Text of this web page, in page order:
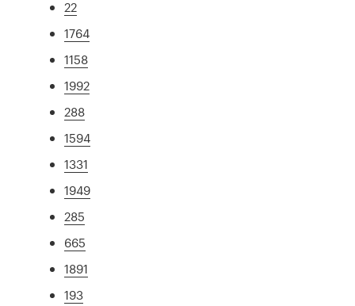
22
1764
1158
1992
288
1594
1331
1949
285
665
1891
193